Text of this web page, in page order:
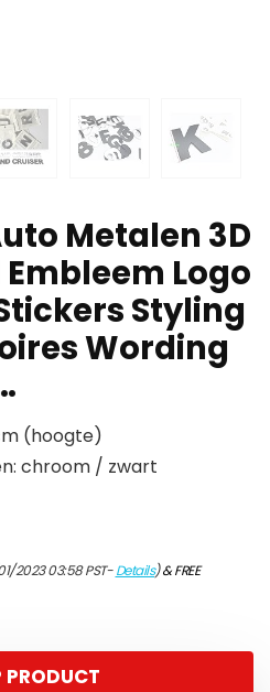
Metalen 3D
Logo
Styling
Wording
(hoogte)
chroom / zwart
2023 03:58 PST-Details)&FREE
PRODUCT